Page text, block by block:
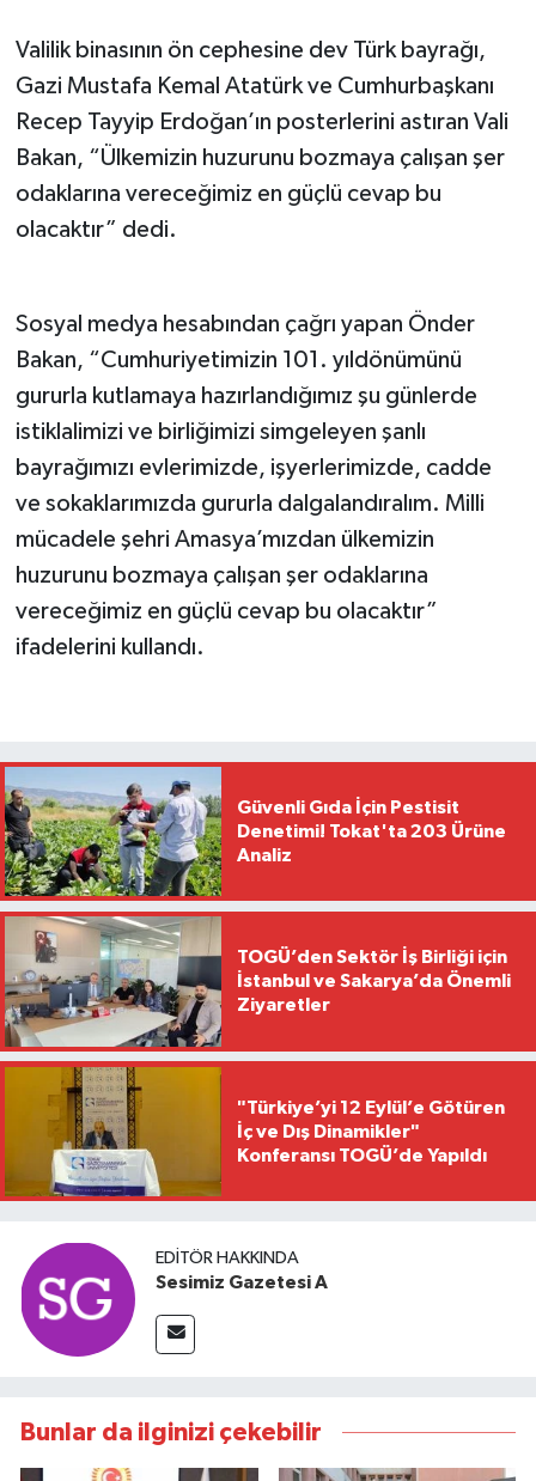
Valilik binasının ön cephesine dev Türk bayrağı,
Gazi Mustafa Kemal Atatürk ve Cumhurbaşkanı
Recep Tayyip Erdoğan’ın posterlerini astıran Vali
Bakan, “Ülkemizin huzurunu bozmaya çalışan şer
odaklarına vereceğimiz en güçlü cevap bu
olacaktır” dedi.
Sosyal medya hesabından çağrı yapan Önder
Bakan, “Cumhuriyetimizin 101. yıldönümünü
gururla kutlamaya hazırlandığımız şu günlerde
istiklalimizi ve birliğimizi simgeleyen şanlı
bayrağımızı evlerimizde, işyerlerimizde, cadde
ve sokaklarımızda gururla dalgalandıralım. Milli
mücadele şehri Amasya’mızdan ülkemizin
huzurunu bozmaya çalışan şer odaklarına
vereceğimiz en güçlü cevap bu olacaktır”
ifadelerini kullandı.
Güvenli Gıda İçin Pestisit
Denetimi! Tokat'ta 203 Ürüne
Analiz
TOGÜ’den Sektör İş Birliği için
İstanbul ve Sakarya’da Önemli
Ziyaretler
"Türkiye’yi 12 Eylül’e Götüren
İç ve Dış Dinamikler"
Konferansı TOGÜ’de Yapıldı
EDITÖR HAKKINDA
Sesimiz Gazetesi A
Bunlar da ilginizi çekebilir